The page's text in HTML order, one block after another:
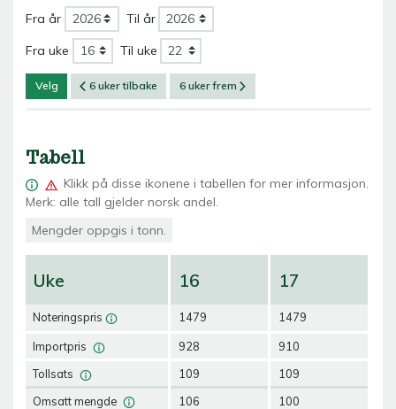
Fra år
Til år
Fra uke Til uke
Velg 6 uker tilbake 6 uker frem
Tabell
Klikk på disse ikonene i tabellen for mer informasjon.
Merk: alle tall gjelder norsk andel.
Mengder oppgis i tonn.
Uke
Noteringspris
Importpris
Tollsats
Omsatt mengde
16
1479
928
109
106
17
1479
910
109
100